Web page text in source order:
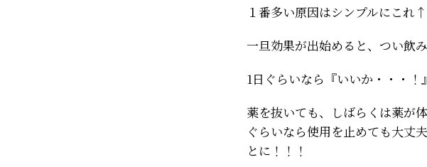
１番多い原因はシンプルにこれ↑
一旦効果が出始めると、つい飲
1日ぐらいなら『いいか・・・！
薬を抜いても、しばらくは薬が
ぐらいなら使用を止めても大丈
とに！！！